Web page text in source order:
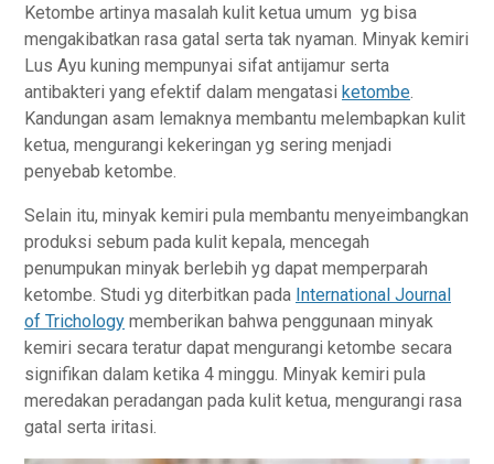
Ketombe artinya masalah kulit ketua umum yg bisa
mengakibatkan rasa gatal serta tak nyaman. Minyak kemiri
Lus Ayu kuning mempunyai sifat antijamur serta
antibakteri yang efektif dalam mengatasi ketombe.
Kandungan asam lemaknya membantu melembapkan kulit
ketua, mengurangi kekeringan yg sering menjadi
penyebab ketombe.
Selain itu, minyak kemiri pula membantu menyeimbangkan
produksi sebum pada kulit kepala, mencegah
penumpukan minyak berlebih yg dapat memperparah
ketombe. Studi yg diterbitkan pada International Journal
of Trichology memberikan bahwa penggunaan minyak
kemiri secara teratur dapat mengurangi ketombe secara
signifikan dalam ketika 4 minggu. Minyak kemiri pula
meredakan peradangan pada kulit ketua, mengurangi rasa
gatal serta iritasi.